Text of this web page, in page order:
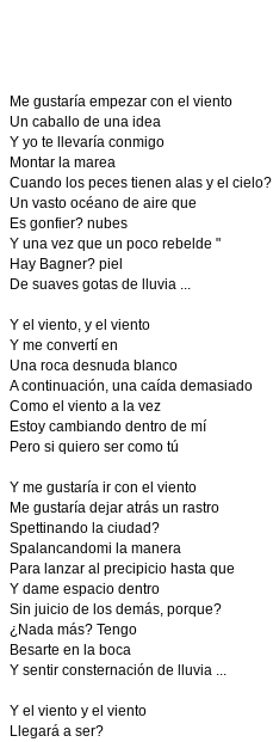
Me gustaría empezar con el viento
Un caballo de una idea
Y yo te llevaría conmigo
Montar la marea
Cuando los peces tienen alas y el cielo?
Un vasto océano de aire que
Es gonfier? nubes
Y una vez que un poco rebelde "
Hay Bagner? piel
De suaves gotas de lluvia ...
Y el viento, y el viento
Y me convertí en
Una roca desnuda blanco
A continuación, una caída demasiado
Como el viento a la vez
Estoy cambiando dentro de mí
Pero si quiero ser como tú
Y me gustaría ir con el viento
Me gustaría dejar atrás un rastro
Spettinando la ciudad?
Spalancandomi la manera
Para lanzar al precipicio hasta que
Y dame espacio dentro
Sin juicio de los demás, porque?
¿Nada más? Tengo
Besarte en la boca
Y sentir consternación de lluvia ...
Y el viento y el viento
Llegará a ser?